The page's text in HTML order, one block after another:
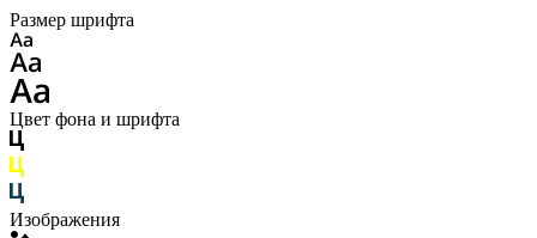
Размер шрифта
Цвет фона и шрифта
Изображения